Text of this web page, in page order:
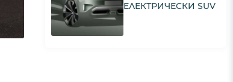
ЕЛЕКТРИЧЕСКИ SUV